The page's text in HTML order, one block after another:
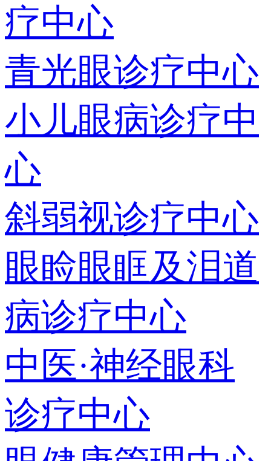
疗中心
青光眼诊疗中心
小儿眼病诊疗中
心
斜弱视诊疗中心
眼睑眼眶及泪道
病诊疗中心
中医·神经眼科
诊疗中心